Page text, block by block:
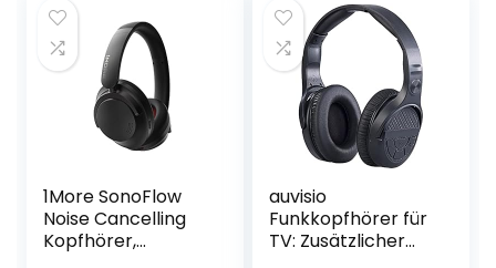
top, bis…
Meter…
1More SonoFlow
Noise Cancelling
Kopfhörer,
auvisio
Funkkopfhörer für
TV: Zusätzlicher